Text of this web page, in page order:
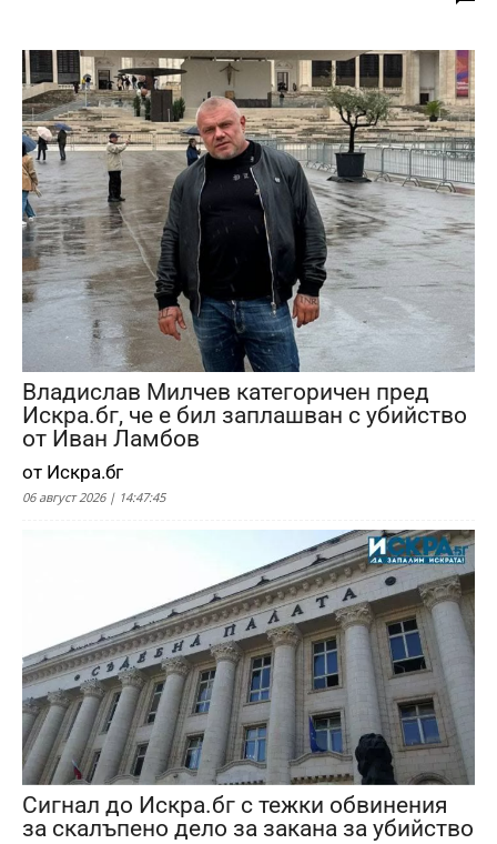
Владислав Милчев категоричен пред
Искра.бг, че е бил заплашван с убийство
от Иван Ламбов
от Искра.бг
06 август 2026 | 14:47:45
Сигнал до Искра.бг с тежки обвинения
за скалъпено дело за закана за убийство